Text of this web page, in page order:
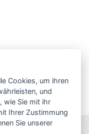
Cookies, um ihren
und
wie Sie mit ihr
Ihrer Zustimmung
Sie unserer